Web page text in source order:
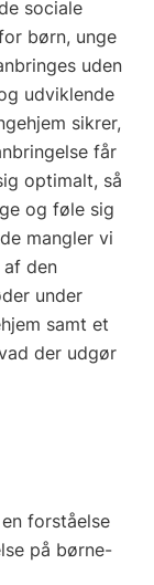
sociale
børn, unge
uden
udviklende
sikrer,
får
optimalt, så
og føle sig
mangler vi
den
under
samt et
der udgør
forståelse
på børne-